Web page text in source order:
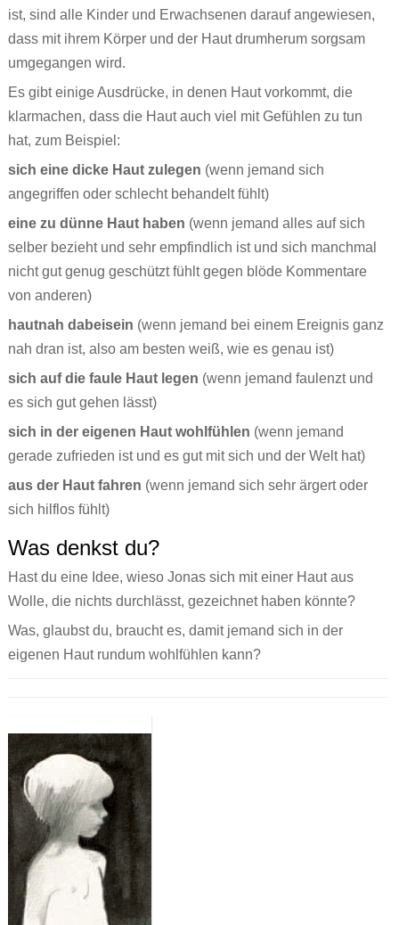
ist, sind alle Kinder und Erwachsenen darauf angewiesen,
dass mit ihrem Körper und der Haut drumherum sorgsam
umgegangen wird.
Es gibt einige Ausdrücke, in denen Haut vorkommt, die
klarmachen, dass die Haut auch viel mit Gefühlen zu tun
hat, zum Beispiel:
sich eine dicke Haut zulegen (wenn jemand sich
angegriffen oder schlecht behandelt fühlt)
eine zu dünne Haut haben (wenn jemand alles auf sich
selber bezieht und sehr empfindlich ist und sich manchmal
nicht gut genug geschützt fühlt gegen blöde Kommentare
von anderen)
hautnah dabeisein (wenn jemand bei einem Ereignis ganz
nah dran ist, also am besten weiß, wie es genau ist)
sich auf die faule Haut legen (wenn jemand faulenzt und
es sich gut gehen lässt)
sich in der eigenen Haut wohlfühlen (wenn jemand
gerade zufrieden ist und es gut mit sich und der Welt hat)
aus der Haut fahren (wenn jemand sich sehr ärgert oder
sich hilflos fühlt)
Was denkst du?
Hast du eine Idee, wieso Jonas sich mit einer Haut aus
Wolle, die nichts durchlässt, gezeichnet haben könnte?
Was, glaubst du, braucht es, damit jemand sich in der
eigenen Haut rundum wohlfühlen kann?